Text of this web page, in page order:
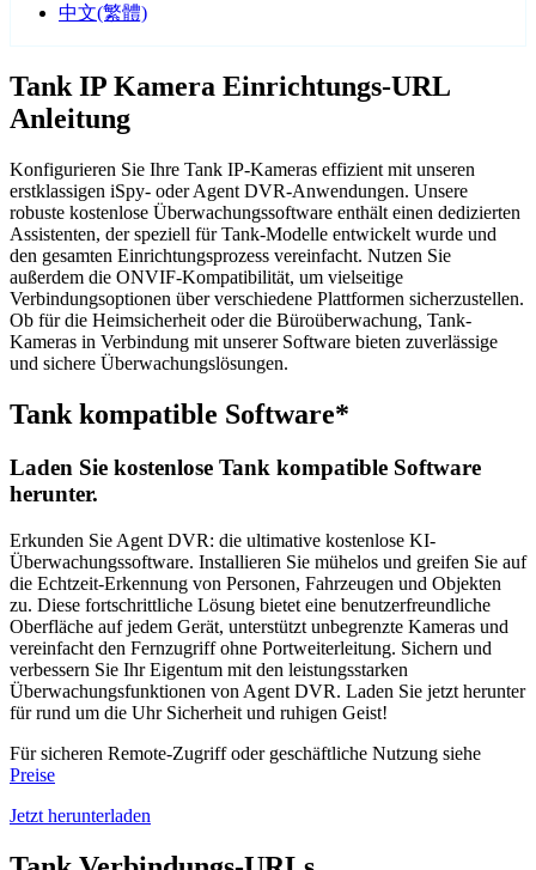
中文(繁體)
Tank IP Kamera Einrichtungs-URL
Anleitung
Konfigurieren Sie Ihre Tank IP-Kameras effizient mit unseren
erstklassigen iSpy- oder Agent DVR-Anwendungen. Unsere
robuste kostenlose Überwachungssoftware enthält einen dedizierten
Assistenten, der speziell für Tank-Modelle entwickelt wurde und
den gesamten Einrichtungsprozess vereinfacht. Nutzen Sie
außerdem die ONVIF-Kompatibilität, um vielseitige
Verbindungsoptionen über verschiedene Plattformen sicherzustellen.
Ob für die Heimsicherheit oder die Büroüberwachung, Tank-
Kameras in Verbindung mit unserer Software bieten zuverlässige
und sichere Überwachungslösungen.
Tank kompatible Software*
Laden Sie kostenlose Tank kompatible Software
herunter.
Erkunden Sie Agent DVR: die ultimative kostenlose KI-
Überwachungssoftware. Installieren Sie mühelos und greifen Sie auf
die Echtzeit-Erkennung von Personen, Fahrzeugen und Objekten
zu. Diese fortschrittliche Lösung bietet eine benutzerfreundliche
Oberfläche auf jedem Gerät, unterstützt unbegrenzte Kameras und
vereinfacht den Fernzugriff ohne Portweiterleitung. Sichern und
verbessern Sie Ihr Eigentum mit den leistungsstarken
Überwachungsfunktionen von Agent DVR. Laden Sie jetzt herunter
für rund um die Uhr Sicherheit und ruhigen Geist!
Für sicheren Remote-Zugriff oder geschäftliche Nutzung siehe
Preise
Jetzt herunterladen